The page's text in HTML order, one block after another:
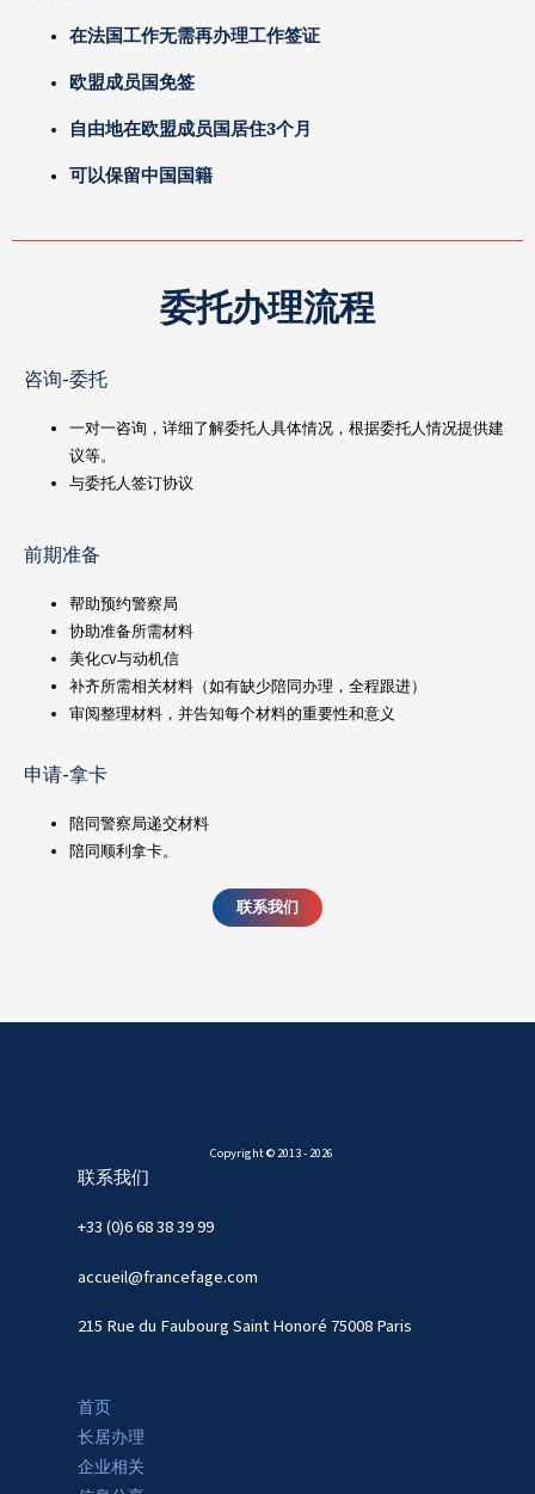
在法国工作无需再办理工作签证
欧盟成员国免签
自由地在欧盟成员国居住3个月
可以保留中国国籍
委托办理流程
咨询-委托
一对一咨询，详细了解委托人具体情况，根据委托人情况提供建
议等。
与委托人签订协议
前期准备
帮助预约警察局
协助准备所需材料
美化CV与动机信
补齐所需相关材料（如有缺少陪同办理，全程跟进）
审阅整理材料，并告知每个材料的重要性和意义
申请-拿卡
陪同警察局递交材料
陪同顺利拿卡。
联系我们
Copyright © 2013 - 2026
联系我们
+33 (0)6 68 38 39 99
accueil@francefage.com
215 Rue du Faubourg Saint Honoré 75008 Paris
首页
长居办理
企业相关